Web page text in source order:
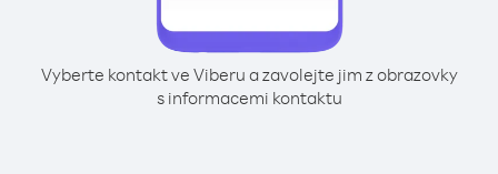
Vyberte kontakt ve Viberu a zavolejte jim z obrazovky
s informacemi kontaktu